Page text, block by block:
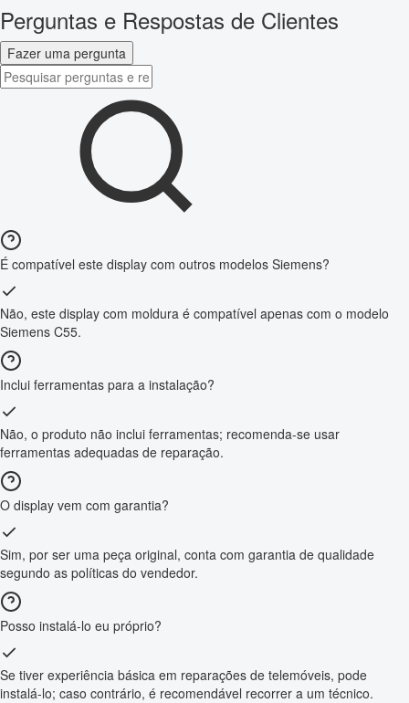
Perguntas e Respostas de Clientes
Fazer uma pergunta
É compatível este display com outros modelos Siemens?
Não, este display com moldura é compatível apenas com o modelo
Siemens C55.
Inclui ferramentas para a instalação?
Não, o produto não inclui ferramentas; recomenda-se usar
ferramentas adequadas de reparação.
O display vem com garantia?
Sim, por ser uma peça original, conta com garantia de qualidade
segundo as políticas do vendedor.
Posso instalá-lo eu próprio?
Se tiver experiência básica em reparações de telemóveis, pode
instalá-lo; caso contrário, é recomendável recorrer a um técnico.